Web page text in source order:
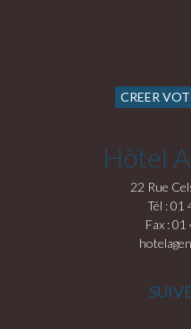
CREER
Hôtel
22 Rue
Tél : 01
Fax :